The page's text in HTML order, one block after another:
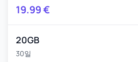
19.99€
20GB
30일